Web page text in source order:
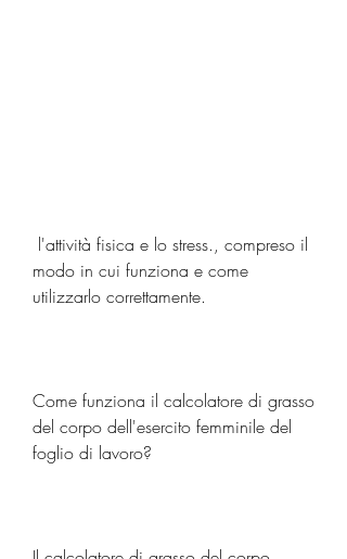
modo in cui funziona e come
utilizzarlo correttamente.
Come funziona il calcolatore di grasso
del corpo dell'esercito femminile del
foglio di lavoro?